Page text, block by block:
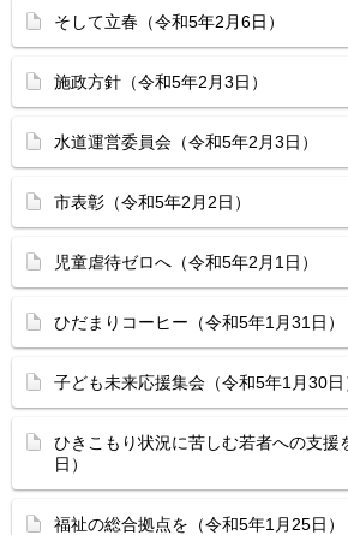
そして立春（令和5年2月6日）
施政方針（令和5年2月3日）
水道運営委員会（令和5年2月3日）
市表彰（令和5年2月2日）
児童虐待ゼロへ（令和5年2月1日）
ひだまりコーヒー（令和5年1月31日）
子ども未来応援集会（令和5年1月30日
ひきこもり状況に苦しむ若者への支援
日）
福祉の総合拠点を（令和5年1月25日）